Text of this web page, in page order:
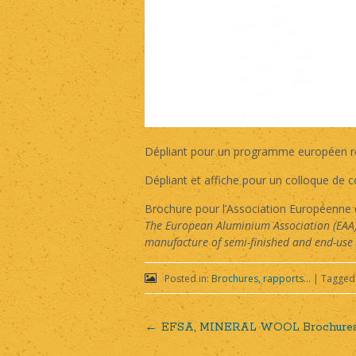
Dépliant pour un programme européen
Dépliant et affiche pour un colloque de
Brochure pour l’Association
The European Aluminium Association
manufacture of semi-finished and end-
Posted in: Brochures, rapports... |
Post
← EFSA, MINERAL WOOL